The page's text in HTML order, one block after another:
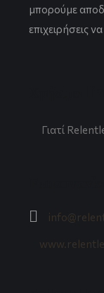
μπορούμε
επιχειρήσεις
Γιατί